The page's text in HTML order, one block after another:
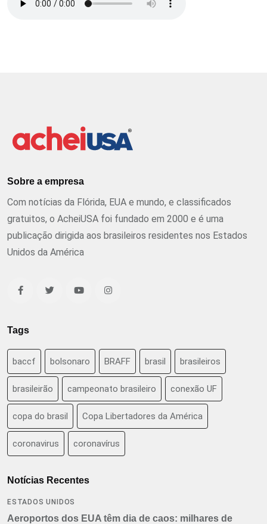
Sobre a empresa
Com notícias da Flórida, EUA e mundo, e classificados
gratuitos, o AcheiUSA foi fundado em 2000 e é uma
publicação dirigida aos brasileiros residentes nos Estados
Unidos da América
Tags
baccf bolsonaro BRAFF brasil brasileiros
brasileirão campeonato brasileiro conexão UF
copa do brasil Copa Libertadores da América
coronavirus coronavírus
Notícias Recentes
ESTADOS UNIDOS
Aeroportos dos EUA têm dia de caos: milhares de